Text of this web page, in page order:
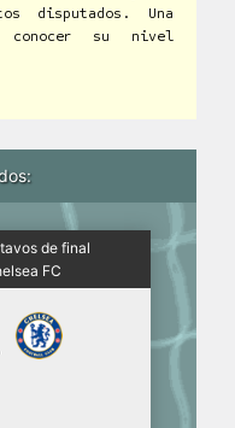
disputados. Una
conocer su nivel
de final
FC